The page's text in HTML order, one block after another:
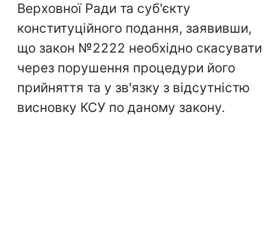
Верховної Ради та суб'єкту
конституційного подання, заявивши,
що закон №2222 необхідно скасувати
через порушення процедури його
прийняття та у зв'язку з відсутністю
висновку КСУ по даному закону.